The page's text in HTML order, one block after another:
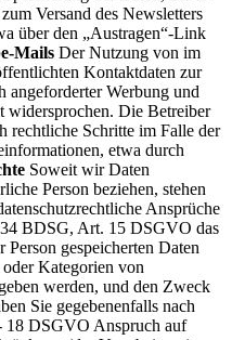
Versand des Newsletters
über den „Austragen“-Link
Mails Der Nutzung von im
Kontaktdaten zur
angeforderter Werbung und
Die Betreiber
rechtliche Schritte im Falle der
etwa durch
Soweit wir Daten
Person beziehen, stehen
Ansprüche
BDSG, Art. 15 DSGVO das
gespeicherten Daten
Kategorien von
werden, und den Zweck
Sie gegebenenfalls nach
18 DSGVO Anspruch auf